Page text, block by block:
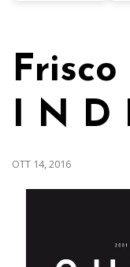
I N D
OTT 14, 2016